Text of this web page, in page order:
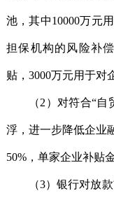
池，其中10000万元
担保机构的风险补
贴，3000万元用于对
（2）对符合“
浮，进一步降低企业
50%，单家企业补贴
（3）银行对放